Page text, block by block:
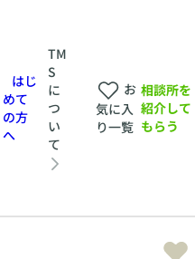
はじ
めて
の方
へ
TM
S
に
つ
い
て
お
気に入
り一覧
相談所を
紹介して
もらう